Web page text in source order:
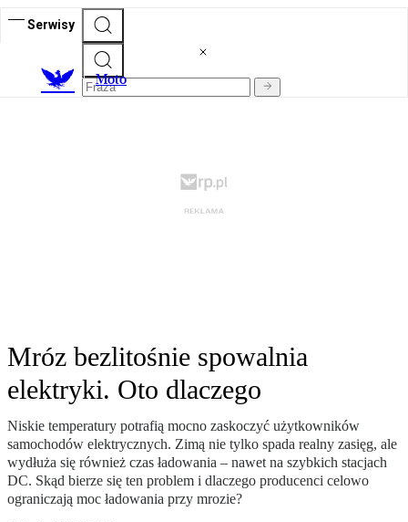
Serwisy
Moto
Mróz bezlitośnie spowalnia
elektryki. Oto dlaczego
Niskie temperatury potrafią mocno zaskoczyć użytkowników
samochodów elektrycznych. Zimą nie tylko spada realny zasięg, ale
wydłuża się również czas ładowania – nawet na szybkich stacjach
DC. Skąd bierze się ten problem i dlaczego producenci celowo
ograniczają moc ładowania przy mrozie?